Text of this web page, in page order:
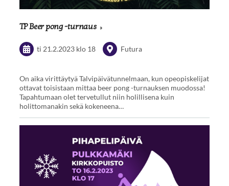
TP Beer pong -turnaus
ti 21.2.2023 klo 18 Futura
On aika virittäytyä Talvipäivätunnelmaan, kun opeopiskelijat
ottavat toisistaan mittaa beer pong -turnauksen muodossa!
Tapahtumaan olet tervetullut niin holillisena kuin
holittomanakin sekä kokeneena…